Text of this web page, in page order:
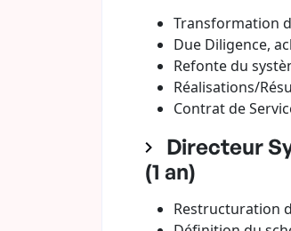
Transformation
Due Diligence,
Refonte du
Réalisations/
Contrat de
Directeur
(1 an)
Restructuration